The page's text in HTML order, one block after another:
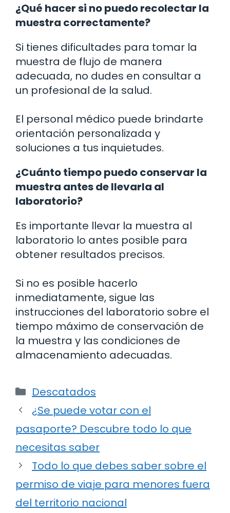
¿Qué hacer si no puedo recolectar la
muestra correctamente?
Si tienes dificultades para tomar la
muestra de flujo de manera
adecuada, no dudes en consultar a
un profesional de la salud.
El personal médico puede brindarte
orientación personalizada y
soluciones a tus inquietudes.
¿Cuánto tiempo puedo conservar la
muestra antes de llevarla al
laboratorio?
Es importante llevar la muestra al
laboratorio lo antes posible para
obtener resultados precisos.
Si no es posible hacerlo
inmediatamente, sigue las
instrucciones del laboratorio sobre el
tiempo máximo de conservación de
la muestra y las condiciones de
almacenamiento adecuadas.
Categorías
Descatados
¿Se puede votar con el
pasaporte? Descubre todo lo que
necesitas saber
Todo lo que debes saber sobre el
permiso de viaje para menores fuera
del territorio nacional